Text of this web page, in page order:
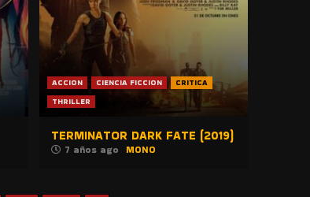
ACCION CIENCIA FICCION
CRITICA
THRILLER
TERMINATOR DARK FATE (2019)
7 años ago MONO